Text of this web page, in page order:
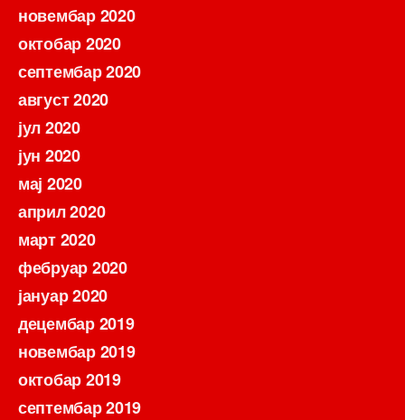
новембар 2020
октобар 2020
септембар 2020
август 2020
јул 2020
јун 2020
мај 2020
април 2020
март 2020
фебруар 2020
јануар 2020
децембар 2019
новембар 2019
октобар 2019
септембар 2019